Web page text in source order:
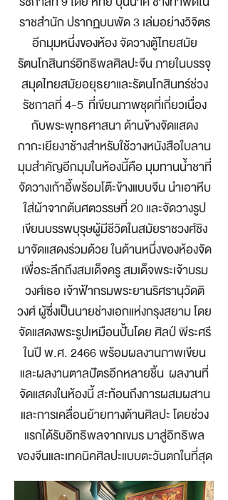
ราชสำนัก ปรากฏบนพัด 3 เล่มอย่างวิจิตร
อีกมุมหนึ่งของห้อง จัดวางตู้ไทยสมัย
รัตนโกสินทร์อิทธิพลศิลปะจีน ภายในบรรจุ
สมุดไทยสมัยอยุธยาและรัตนโกสินทร์ช่วง
รัชกาลที่ 4-5 ที่เขียนภาพชุดที่เกี่ยวเนื่อง
กับพระพุทธศาสนา ด้านข้างจัดแสดง
กากะเยียงาช้างสำหรับใช้วางหนังสือใบลาน
มุมสำคัญอีกมุมในห้องนี้คือ มุมทานน้ำชาที่
จัดวางเก้าอี้พร้อมโต๊ะข้างแบบจีน นำเอาหีบ
ใส่ผ้าจากต้นศตวรรษที่ 20 และจัดวางรูป
เขียนบรรพบุรุษผู้มีชีวิตในสมัยราชวงศ์ชิง
มาจัดแสดงร่วมด้วย ในด้านหนึ่งของห้องจัด
เพื่อระลึกถึงสมเด็จครู สมเด็จพระเจ้าบรม
วงศ์เธอ เจ้าฟ้ากรมพระยานริศรานุวัดติ
วงศ์ ผู้ซึ่งเป็นนายช่างเอกแห่งกรุงสยาม โดย
จัดแสดงพระรูปเหมือนปั้นโดย ศิลป์ พีระศรี
ในปี พ.ศ. 2466 พร้อมผลงานภาพเขียน
และผลงานตาลปัตรอีกหลายชิ้น ผลงานที่
จัดแสดงในห้องนี้ สะท้อนถึงการผสมผสาน
และการเคลื่อนย้ายทางด้านศิลปะ โดยช่วง
แรกได้รับอิทธิพลจากเขมร มาสู่อิทธิพล
ของจีนและเทคนิคศิลปะแบบตะวันตกในที่สุด